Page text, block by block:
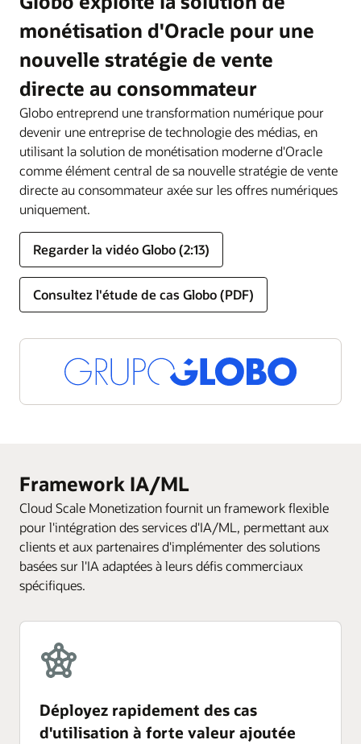
monétisation d'Oracle pour une
nouvelle stratégie de vente
directe au consommateur
Globo entreprend une transformation numérique pour
devenir une entreprise de technologie des médias, en
utilisant la solution de monétisation moderne d'Oracle
comme élément central de sa nouvelle stratégie de vente
directe au consommateur axée sur les offres numériques
uniquement.
Regarder la vidéo Globo (2:13)
Consultez l'étude de cas Globo (PDF)
Framework IA/ML
Cloud Scale Monetization fournit un framework flexible
pour l'intégration des services d'IA/ML, permettant aux
clients et aux partenaires d'implémenter des solutions
basées sur l'IA adaptées à leurs défis commerciaux
spécifiques.
Déployez rapidement des cas
d'utilisation à forte valeur ajoutée